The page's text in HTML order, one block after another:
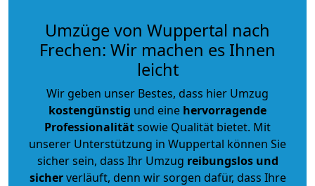
Umzüge von Wuppertal nach
Frechen: Wir machen es Ihnen
leicht
Wir geben unser Bestes, dass hier Umzug
kostengünstig und eine hervorragende
Professionalitätsowie Qualität bietet. Mit
unserer Unterstützung in Wuppertal können Sie
sicher sein, dass Ihr Umzug reibungslos und
sicherverläuft, denn wir sorgen dafür, dass Ihre